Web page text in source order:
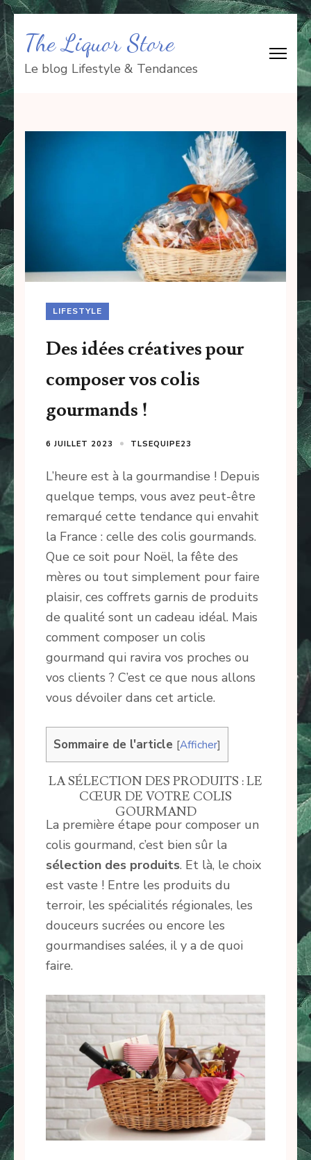
Aller
au
contenu
(Pressez
Entrée)
The Liquor Store
Le blog Lifestyle & Tendances
LIFESTYLE
Des idées créatives pour
composer vos colis
gourmands !
6 JUILLET 2023 TLSEQUIPE23
L’heure est à la gourmandise ! Depuis
quelque temps, vous avez peut-être
remarqué cette tendance qui envahit
la France : celle des colis gourmands.
Que ce soit pour Noël, la fête des
mères ou tout simplement pour faire
plaisir, ces coffrets garnis de produits
de qualité sont un cadeau idéal. Mais
comment composer un colis
gourmand qui ravira vos proches ou
vos clients ? C’est ce que nous allons
vous dévoiler dans cet article.
Sommaire de l'article [Afficher]
LA SÉLECTION DES PRODUITS : LE
CŒUR DE VOTRE COLIS
GOURMAND
La première étape pour composer un
colis gourmand, c’est bien sûr la
sélection des produits. Et là, le choix
est vaste ! Entre les produits du
terroir, les spécialités régionales, les
douceurs sucrées ou encore les
gourmandises salées, il y a de quoi
faire.